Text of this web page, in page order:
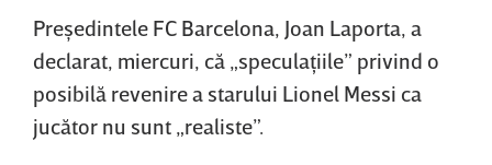
Preşedintele FC Barcelona, Joan Laporta, a
declarat, miercuri, că „speculaţiile” privind o
posibilă revenire a starului Lionel Messi ca
jucător nu sunt „realiste”.